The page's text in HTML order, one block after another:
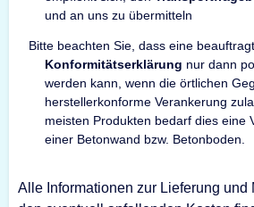
und an uns zu übermitteln
Bitte beachten Sie, dass eine
Konformitätserklärung nur dann
werden kann, wenn die örtlichen
herstellerkonforme Verankerung
meisten Produkten bedarf dies eine
einer Betonwand bzw. Betonboden.
Alle Informationen zur Lieferung und